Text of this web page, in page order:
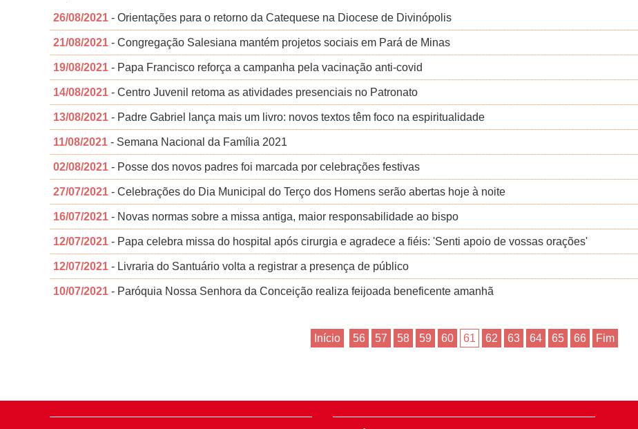
26/08/2021 - Orientações para o retorno da Catequese na Diocese de Divinópolis
21/08/2021 - Congregação Salesiana mantém projetos sociais em Pará de Minas
19/08/2021 - Papa Francisco reforça a campanha pela vacinação anti-covid
14/08/2021 - Centro Juvenil retoma as atividades presenciais no Patronato
13/08/2021 - Padre Gabriel lança mais um livro: novos textos têm foco na espiritualidade
11/08/2021 - Semana Nacional da Família 2021
02/08/2021 - Posse dos novos padres foi marcada por celebrações festivas
27/07/2021 - Celebrações do Dia Municipal do Terço dos Homens serão abertas hoje à noite
16/07/2021 - Novas normas sobre a missa antiga, maior responsabilidade ao bispo
12/07/2021 - Papa celebra missa do hospital após cirurgia e agradece a fiéis: 'Senti apoio de vossas orações'
12/07/2021 - Livraria do Santuário volta a registrar a presença de público
10/07/2021 - Paróquia Nossa Senhora da Conceição realiza feijoada beneficente amanhã
Início 56 57 58 59 60 61 62 63 64 65 66 Fim